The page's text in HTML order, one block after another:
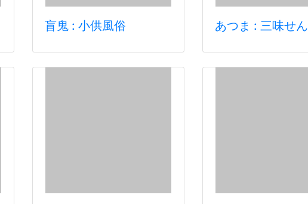
盲鬼 : 小供風俗 あつま : 三味せん